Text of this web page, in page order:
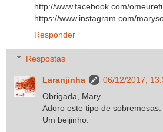
http://www.facebook.com/
https://www.instagram.com/
Responder
Respostas
Laranjinha
06/12/2017,
Obrigada, Mary.
Adoro este tipo de sobremesas.
Um beijinho.